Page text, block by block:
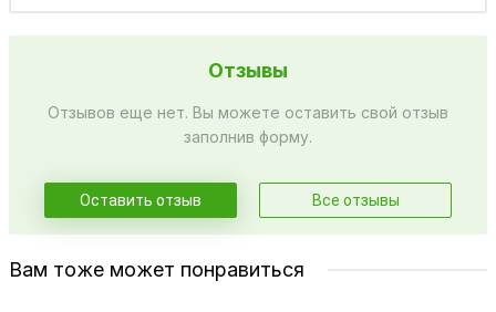
Отзывы
Отзывов еще нет. Вы можете оставить свой отзыв
заполнив форму.
Оставить отзыв Все отзывы
Вам тоже может понравиться